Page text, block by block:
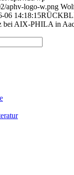
aphv-logo-w.png
06 14:18:15
bei AIX-PHILA in